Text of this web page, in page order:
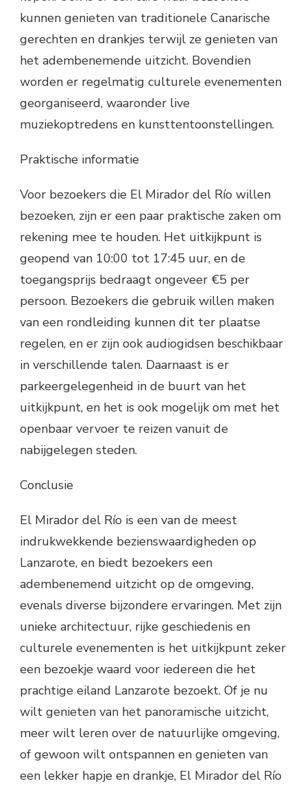
kunnen genieten van traditionele Canarische
gerechten en drankjes terwijl ze genieten van
het adembenemende uitzicht. Bovendien
worden er regelmatig culturele evenementen
georganiseerd, waaronder live
muziekoptredens en kunsttentoonstellingen.
Praktische informatie
Voor bezoekers die El Mirador del Río willen
bezoeken, zijn er een paar praktische zaken om
rekening mee te houden. Het uitkijkpunt is
geopend van 10:00 tot 17:45 uur, en de
toegangsprijs bedraagt ongeveer €5 per
persoon. Bezoekers die gebruik willen maken
van een rondleiding kunnen dit ter plaatse
regelen, en er zijn ook audiogidsen beschikbaar
in verschillende talen. Daarnaast is er
parkeergelegenheid in de buurt van het
uitkijkpunt, en het is ook mogelijk om met het
openbaar vervoer te reizen vanuit de
nabijgelegen steden.
Conclusie
El Mirador del Río is een van de meest
indrukwekkende bezienswaardigheden op
Lanzarote, en biedt bezoekers een
adembenemend uitzicht op de omgeving,
evenals diverse bijzondere ervaringen. Met zijn
unieke architectuur, rijke geschiedenis en
culturele evenementen is het uitkijkpunt zeker
een bezoekje waard voor iedereen die het
prachtige eiland Lanzarote bezoekt. Of je nu
wilt genieten van het panoramische uitzicht,
meer wilt leren over de natuurlijke omgeving,
of gewoon wilt ontspannen en genieten van
een lekker hapje en drankje, El Mirador del Río